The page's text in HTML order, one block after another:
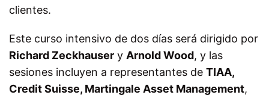
clientes.
Este curso intensivo de dos días será dirigido por
Richard Zeckhauser y Arnold Wood, y las
sesiones incluyen a representantes de TIAA,
Credit Suisse, Martingale Asset Management,